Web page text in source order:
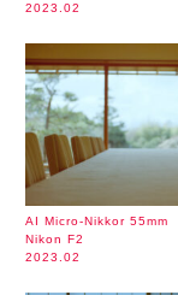
2023.02
AI Micro-Nikkor 55mm
Nikon F2
2023.02